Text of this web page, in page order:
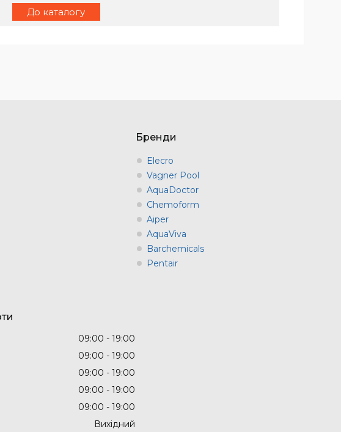
До каталогу
Бренди
Elecro
Vagner Pool
AquaDoctor
Chemoform
Aiper
AquaViva
Barchemicals
Pentair
09:00
19:00
09:00
19:00
09:00
19:00
09:00
19:00
09:00
19:00
Вихідний